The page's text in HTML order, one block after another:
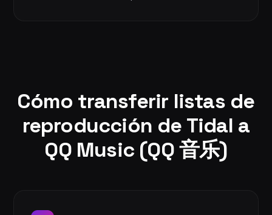
Cómo transferir listas de
reproducción de Tidal a
QQ Music (QQ 音乐)